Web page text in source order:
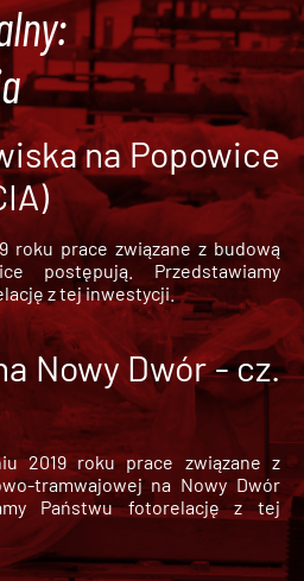
na Popowice
roku prace związane z budową
postępują. Przedstawiamy
z tej inwestycji.
Nowy Dwór - cz.
2019 roku prace związane z
tramwajowej na Nowy Dwór
Państwu fotorelację z tej